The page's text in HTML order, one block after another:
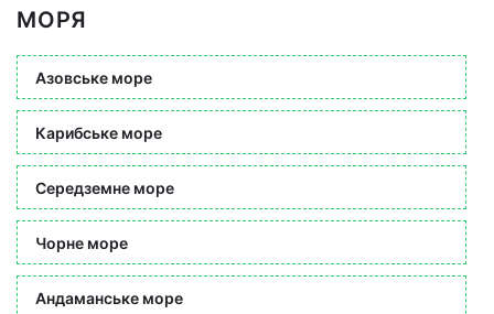
МОРЯ
Азовське море
Карибське море
Середземне море
Чорне море
Андаманське море